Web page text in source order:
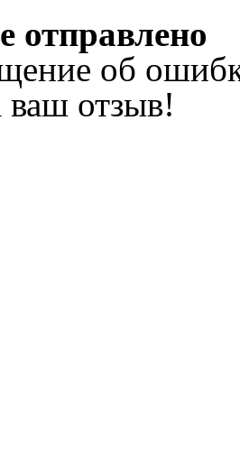
отправлено
об
ваш отзыв!